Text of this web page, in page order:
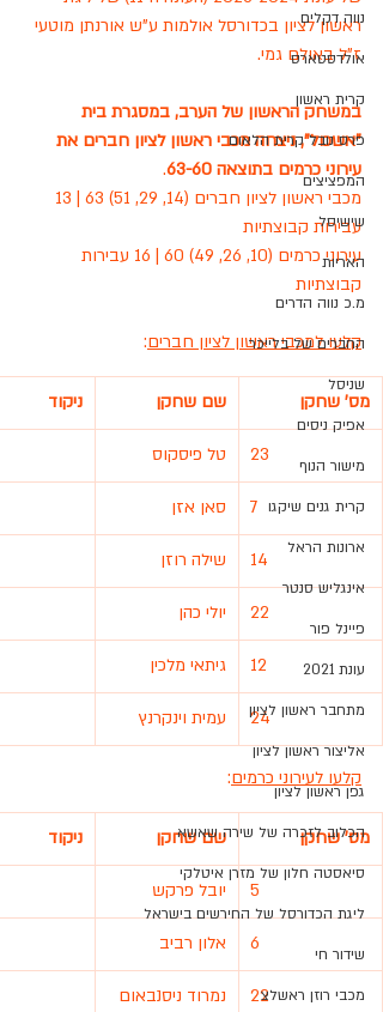
נווה דקלים
אולדסטארס
קרית ראשון
פרס נובל קרית הלאום
המפציצים
שישיסל
האריות
מ.כ נווה הדרים
החברים של בלייכר
שניסל
אפיק ניסים
מישור הנוף
קרית גנים שיקגו
ארונות הראל
אינגליש סנטר
פיינל פור
עונת 2021
מתחבר ראשון לציון
אליצור ראשון לציון
גפן ראשון לציון
הכלוב לזכרה של שירה שאשא
סיאסטה חלון של מזרן איטלקי
ליגת הכדורסל של החירשים בישראל
שידור חי
מכבי רוזן ראשלצ
ראשון לציון בכדורסל אולמות ע"ש אורנתן מוטעי
ז"ל באולם גמי.
במשחק הראשון של הערב, במסגרת בית
"אשכול", ניצחה מכבי ראשון לציון חברים את
עירוני כרמים בתוצאה 63-60
.
עבירות קבוצתיות
עירוני כרמים (10, 26, 49) 60 | 16 עבירות
קבוצתיות
קלעו למכבי ראשון לציון חברים:
מס' שחקן שם שחקן ניקוד
23 טל פיסקוס
7 סאן אזן
14 שילה רוזן
22 יולי כהן
12 גיתאי מלכין
24 עמית וינקרנץ
קלעו לעירוני כרמים:
מס' שחקן שם שחקן ניקוד
5 יובל פרקש
6 אלון רביב
22 נמרוד ניסנבאום